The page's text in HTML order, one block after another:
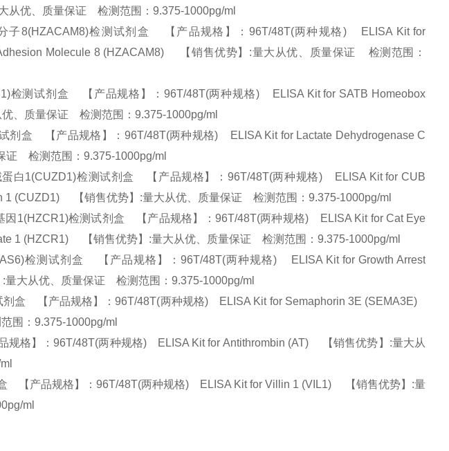
从优、质量保证 检测范围：9.375-1000pg/ml
子8(HZACAM8)检测试剂盒 【产品规格】：96T/48T(两种规格) ELISA Kit for
Molecule 8 (HZACAM8) 【销售优势】:量大从优、质量保证 检测范围：
检测试剂盒 【产品规格】：96T/48T(两种规格) ELISA Kit for SATB Homeobox
、质量保证 检测范围：9.375-1000pg/ml
剂盒 【产品规格】：96T/48T(两种规格) ELISA Kit for Lactate Dehydrogenase C
证 检测范围：9.375-1000pg/ml
白1(CUZD1)检测试剂盒 【产品规格】：96T/48T(两种规格) ELISA Kit for CUB
1 (CUZD1) 【销售优势】:量大从优、质量保证 检测范围：9.375-1000pg/ml
1(HZCR1)检测试剂盒 【产品规格】：96T/48T(两种规格) ELISA Kit for Cat Eye
1 (HZCR1) 【销售优势】:量大从优、质量保证 检测范围：9.375-1000pg/ml
检测试剂盒 【产品规格】：96T/48T(两种规格) ELISA Kit for Growth Arrest
大从优、质量保证 检测范围：9.375-1000pg/ml
盒 【产品规格】：96T/48T(两种规格) ELISA Kit for Semaphorin 3E (SEMA3E)
围：9.375-1000pg/ml
格】：96T/48T(两种规格) ELISA Kit for Antithrombin (AT) 【销售优势】:量大从
ml
【产品规格】：96T/48T(两种规格) ELISA Kit for Villin 1 (VIL1) 【销售优势】:量
ml